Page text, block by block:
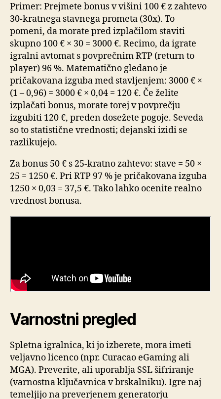
Primer: Prejmete bonus v višini 100 € z zahtevo
30-kratnega stavnega prometa (30x). To
pomeni, da morate pred izplačilom staviti
skupno 100 € × 30 = 3000 €. Recimo, da igrate
igralni avtomat s povprečnim RTP (return to
player) 96 %. Matematično gledano je
pričakovana izguba med stavljenjem: 3000 € ×
(1 – 0,96) = 3000 € × 0,04 = 120 €. Če želite
izplačati bonus, morate torej v povprečju
izgubiti 120 €, preden dosežete pogoje. Seveda
so to statistične vrednosti; dejanski izidi se
razlikujejo.
Za bonus 50 € s 25-kratno zahtevo: stave = 50 ×
25 = 1250 €. Pri RTP 97 % je pričakovana izguba
1250 × 0,03 = 37,5 €. Tako lahko ocenite realno
vrednost bonusa.
Varnostni pregled
Spletna igralnica, ki jo izberete, mora imeti
veljavno licenco (npr. Curacao eGaming ali
MGA). Preverite, ali uporablja SSL šifriranje
(varnostna ključavnica v brskalniku). Igre naj
temeljijo na preverjenem generatorju